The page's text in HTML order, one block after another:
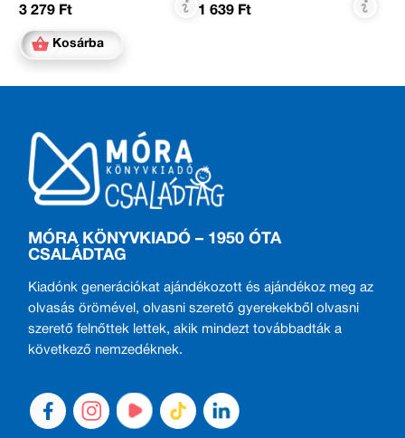
3 279 Ft
Kosárba
1 639 Ft
MÓRA KÖNYVKIADÓ – 1950 ÓTA
CSALÁDTAG
Kiadónk generációkat ajándékozott és ajándékoz meg az
olvasás örömével, olvasni szerető gyerekekből olvasni
szerető felnőttek lettek, akik mindezt továbbadták a
következő nemzedéknek.